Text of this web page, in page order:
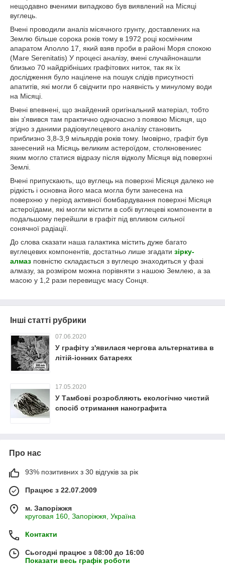
нещодавно вченими випадково був виявлений на Місяці
вуглець.
Вчені проводили аналіз місячного грунту, доставлених на
Землю більше сорока років тому в 1972 році космічним
апаратом Аполло 17, який взяв проби в районі Моря спокою
(Mare Serenitatis) У процесі аналізу, вчені случайнонашли
близько 70 найдрібніших графітових ниток, так як їх
дослідження було націлене на пошук слідів присутності
апатитів, які могли б свідчити про наявність у минулому води
на Місяці.
Вчені впевнені, що знайдений оригінальний матеріал, тобто
він з'явився там практично одночасно з появою Місяця, що
згідно з даними радіовуглецевого аналізу становить
приблизно 3,8-3,9 мільярдів років тому. Імовірно, графіт був
занесений на Місяць великим астероїдом, столкновениес
яким могло статися відразу після відколу Місяця від поверхні
Землі.
Вчені припускають, що вуглець на поверхні Місяця далеко не
рідкість і основна його маса могла бути занесена на
поверхню у період активної бомбардування поверхні Місяця
астероїдами, які могли містити в собі вуглецеві компоненти в
подальшому перейшли в графіт під впливом сильної
сонячної радіації.
До слова сказати наша галактика містить дуже багато
вуглецевих компонентів, достатньо лише згадати зірку-
алмаз повністю складається з вуглецю знаходиться у фазі
алмазу, за розміром можна порівняти з нашою Землею, а за
масою у 1,2 рази перевищує масу Сонця.
Інші статті рубрики
07.06.2020
У графіту з'явилася чергова альтернатива в
літій-іонних батареях
17.05.2020
У Тамбові розробляють екологічно чистий
спосіб отримання нанографита
Про нас
93% позитивних з 30 відгуків за рік
Працює з 22.07.2009
м. Запоріжжя
круговая 160, Запоріжжя, Україна
Контакти
Сьогодні працює з 08:00 до 16:00
Показати весь графік роботи